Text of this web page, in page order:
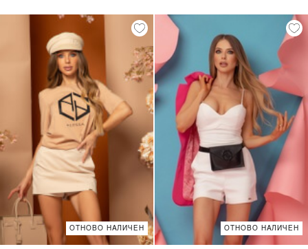
ОТНОВО НАЛИЧЕН ОТНОВО НАЛИЧЕН